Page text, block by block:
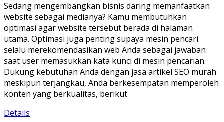
Sedang mengembangkan bisnis daring memanfaatkan
website sebagai medianya? Kamu membutuhkan
optimasi agar website tersebut berada di halaman
utama. Optimasi juga penting supaya mesin pencari
selalu merekomendasikan web Anda sebagai jawaban
saat user memasukkan kata kunci di mesin pencarian.
Dukung kebutuhan Anda dengan jasa artikel SEO murah
meskipun terjangkau, Anda berkesempatan memperoleh
konten yang berkualitas, berikut
Details